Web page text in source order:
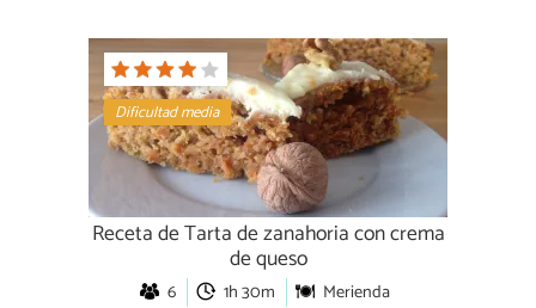
Dificultad media
Receta de Tarta de zanahoria con crema
de queso
6 1h 30m Merienda